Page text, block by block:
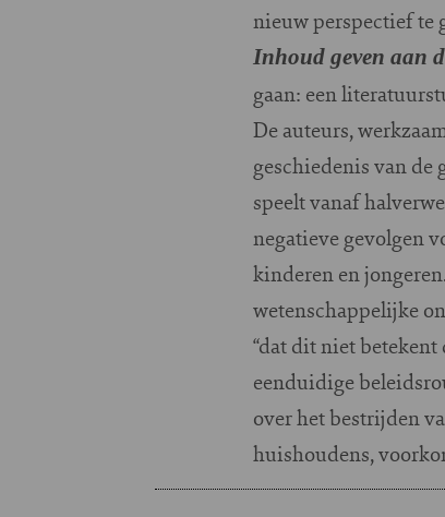
nieuw perspectief te
Inhoud geven aan
gaan: een
De auteurs,
geschiedenis van
speelt vanaf
negatieve gevolgen
kinderen en
wetenschappelijke
“dat dit niet
eenduidige
over het bestrijden
huishoudens,